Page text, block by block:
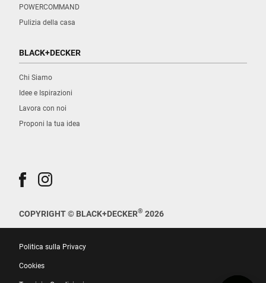
POWERCOMMAND
Pulizia della casa
BLACK+DECKER
Chi Siamo
Idee e Ispirazioni
Lavora con noi
Proponi la tua idea
COPYRIGHT © BLACK+DECKER® 2026
Politica sulla Privacy
Cookies